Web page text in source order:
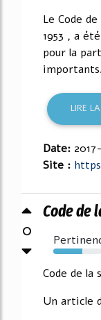
Le Code
1953 , a
pour la
LIRE
Date:
Site :
0
Code de
60%
Code de la
Un article